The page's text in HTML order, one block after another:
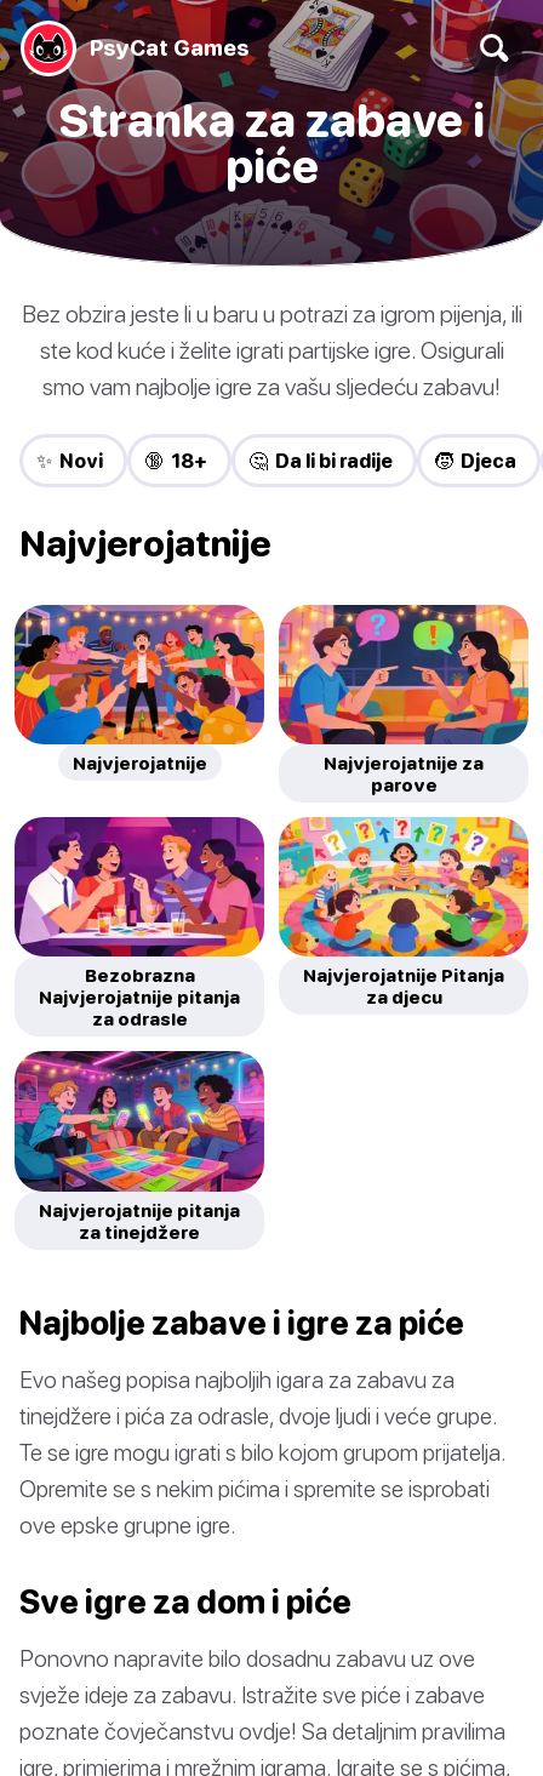
PsyCat Games
Stranka za zabave i
piće
Bez obzira jeste li u baru u potrazi za igrom pijenja, ili
ste kod kuće i želite igrati partijske igre. Osigurali
smo vam najbolje igre za vašu sljedeću zabavu!
✨ Novi 🔞 18+ 🤔 Da li bi radije 🧒 Djeca
Najvjerojatnije
Najvjerojatnije
Najvjerojatnije za
parove
Bezobrazna
Najvjerojatnije pitanja
za odrasle
Najvjerojatnije Pitanja
za djecu
Najvjerojatnije pitanja
za tinejdžere
Najbolje zabave i igre za piće
Evo našeg popisa najboljih igara za zabavu za
tinejdžere i pića za odrasle, dvoje ljudi i veće grupe.
Te se igre mogu igrati s bilo kojom grupom prijatelja.
Opremite se s nekim pićima i spremite se isprobati
ove epske grupne igre.
Sve igre za dom i piće
Ponovno napravite bilo dosadnu zabavu uz ove
svježe ideje za zabavu. Istražite sve piće i zabave
poznate čovječanstvu ovdje! Sa detaljnim pravilima
igre, primjerima i mrežnim igrama. Igrajte se s pićima,